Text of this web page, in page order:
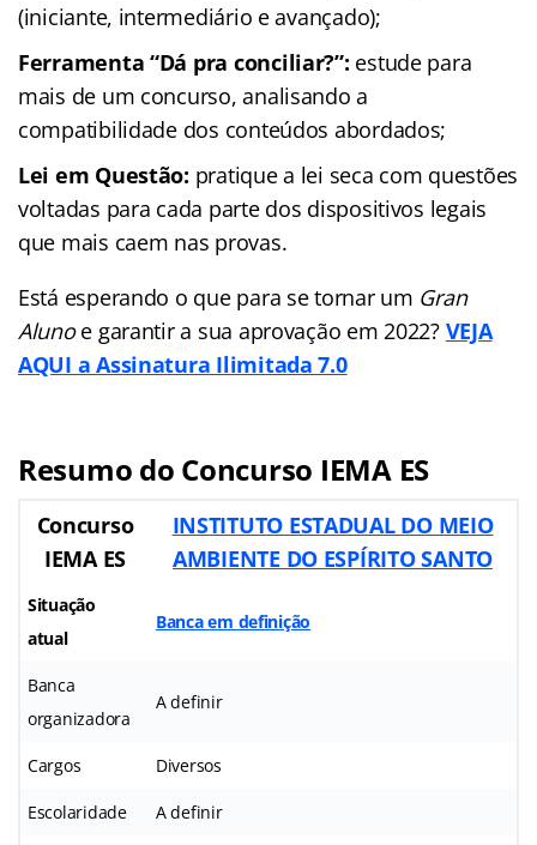
(iniciante, intermediário e avançado);
Ferramenta “Dá pra conciliar?”: estude para
mais de um concurso, analisando a
compatibilidade dos conteúdos abordados;
Lei em Questão: pratique a lei seca com questões
voltadas para cada parte dos dispositivos legais
que mais caem nas provas.
Está esperando o que para se tornar um Gran
Alunoe garantir a sua aprovação em 2022? VEJA
AQUI a Assinatura Ilimitada 7.0
Resumo do Concurso IEMA ES
Concurso
IEMA ES
INSTITUTO ESTADUAL DO MEIO
AMBIENTE DO ESPÍRITO SANTO
Situação
atual
Banca em definição
Banca
organizadora
A definir
Cargos Diversos
Escolaridade A definir